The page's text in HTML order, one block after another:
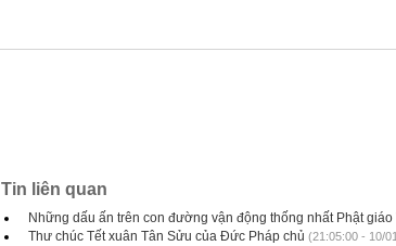
Tin liên quan
Những dấu ấn trên con đường vận động thống nhất Phật giáo
Thư chúc Tết xuân Tân Sửu của Đức Pháp chủ (21:05:00 - 10/